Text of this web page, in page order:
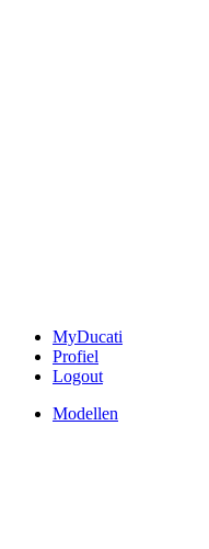
MyDucati
Profiel
Logout
Modellen